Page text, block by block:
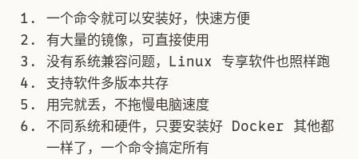
一个命令就可以安装好，快速方便
有大量的镜像，可直接使用
没有系统兼容问题，Linux 专享软件也照样跑
支持软件多版本共存
用完就丢，不拖慢电脑速度
不同系统和硬件，只要安装好 Docker 其他都
一样了，一个命令搞定所有